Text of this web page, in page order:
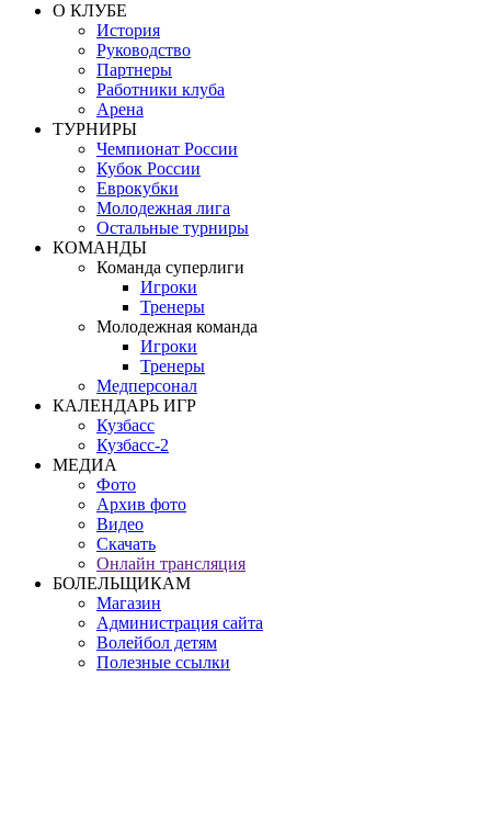
О КЛУБЕ
История
Руководство
Партнеры
Работники клуба
Арена
ТУРНИРЫ
Чемпионат России
Кубок России
Еврокубки
Молодежная лига
Остальные турниры
КОМАНДЫ
Команда суперлиги
Игроки
Тренеры
Молодежная команда
Игроки
Тренеры
Медперсонал
КАЛЕНДАРЬ ИГР
Кузбасс
Кузбасс-2
МЕДИА
Фото
Архив фото
Видео
Скачать
Онлайн трансляция
БОЛЕЛЬЩИКАМ
Магазин
Администрация сайта
Волейбол детям
Полезные ссылки